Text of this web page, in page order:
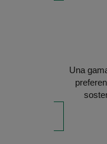
Una